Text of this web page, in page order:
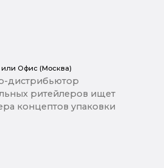
Офис (Москва)
дистрибьютор
ритейлеров ищет
концептов упаковки